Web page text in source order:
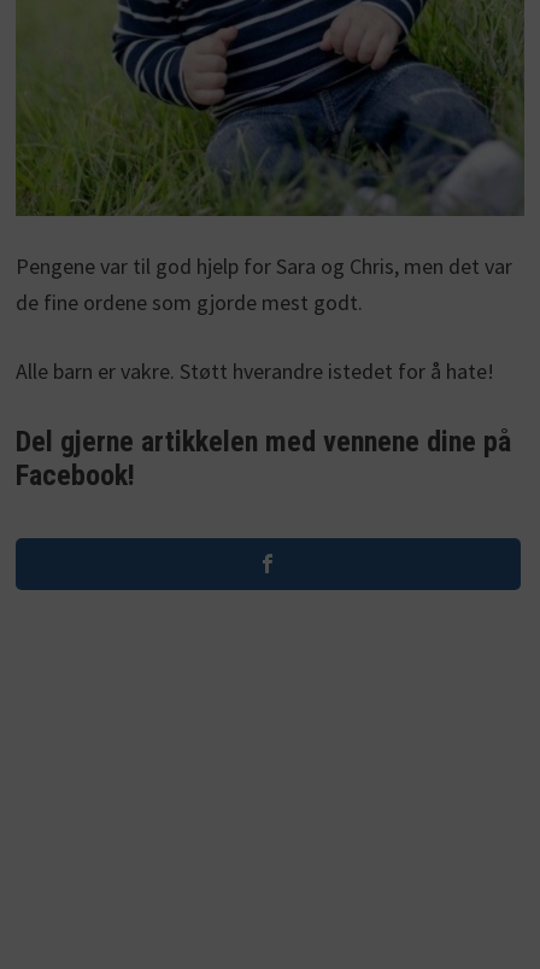
Pengene var til god hjelp for Sara og Chris, men det var
de fine ordene som gjorde mest godt.
Alle barn er vakre. Støtt hverandre istedet for å hate!
Del gjerne artikkelen med vennene dine på
Facebook!